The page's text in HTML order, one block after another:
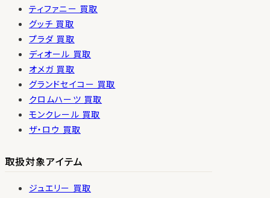
ティファニー 買取
グッチ 買取
プラダ 買取
ディオール 買取
オメガ 買取
グランドセイコー 買取
クロムハーツ 買取
モンクレール 買取
ザ・ロウ 買取
取扱対象アイテム
ジュエリー 買取